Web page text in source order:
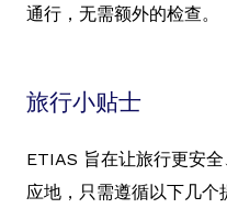
通行，无需额外的检查。
旅行小贴士
ETIAS 旨在让旅行更安
应地，只需遵循以下几个